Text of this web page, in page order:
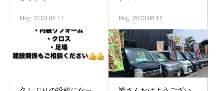
blog 2023.06.17 blog 2023.06.16